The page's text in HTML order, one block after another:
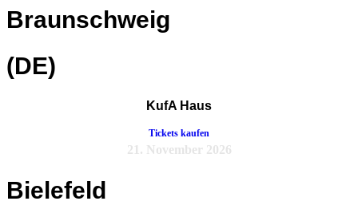
Braunschweig
(DE)
KufA Haus
Tickets kaufen
21. November 2026
Bielefeld